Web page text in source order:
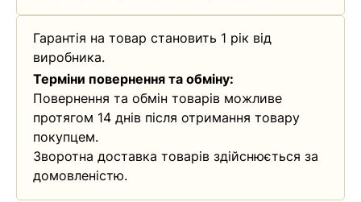
Гарантія на товар становить 1 рік від
виробника.
Терміни повернення та обміну:
Повернення та обмін товарів можливе
протягом 14 днів після отримання товару
покупцем.
Зворотна доставка товарів здійснюється за
домовленістю.